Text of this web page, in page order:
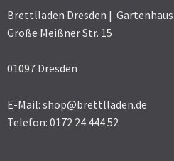
Brettlladen Dresden | Gartenhaus
Große Meißner Str. 15
01097 Dresden
E-Mail: shop@brettlladen.de
Telefon: 0172 24 444 52